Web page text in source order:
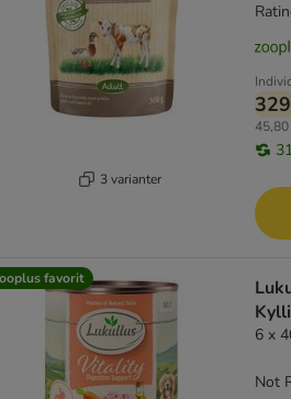
3 varianter
45,80
favorit
6 x
Not